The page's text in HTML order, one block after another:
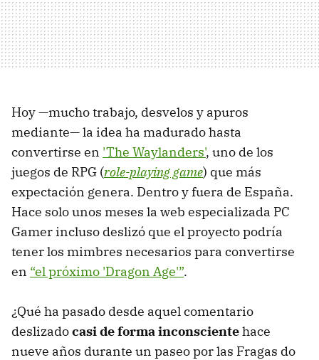
Hoy —mucho trabajo, desvelos y apuros
mediante— la idea ha madurado hasta
convertirse en 'The Waylanders', uno de los
juegos de RPG (role-playing game) que más
expectación genera. Dentro y fuera de España.
Hace solo unos meses la web especializada PC
Gamer incluso deslizó que el proyecto podría
tener los mimbres necesarios para convertirse
en “el próximo 'Dragon Age'”.
¿Qué ha pasado desde aquel comentario
deslizadocasi de forma inconscientehace
nueve años durante un paseo por las Fragas do